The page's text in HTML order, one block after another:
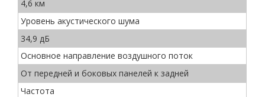
4,6 км
Уровень акустического шума
34,9 дБ
Основное направление воздушного поток
От передней и боковых панелей к задней
Частота